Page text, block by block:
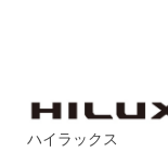
ハイラックス